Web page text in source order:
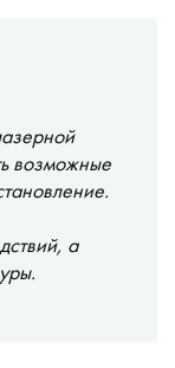
возможные
а